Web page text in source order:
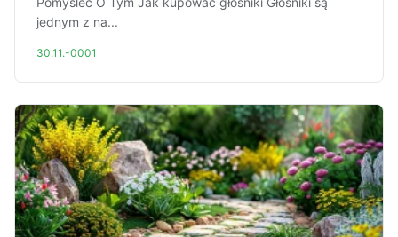
jednym z na...
30.11.-0001